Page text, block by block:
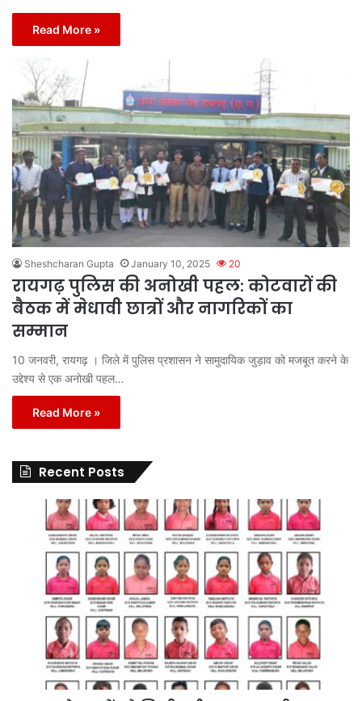
Read More »
Sheshcharan Gupta January 10, 2025 20
रायगढ़ पुलिस की अनोखी पहल: कोटवारों की
बैठक में मेधावी छात्रों और नागरिकों का
सम्मान
10 जनवरी, रायगढ़ । जिले में पुलिस प्रशासन ने सामुदायिक जुड़ाव को मजबूत करने के
उद्देश्य से एक अनोखी पहल…
Read More »
Recent Posts